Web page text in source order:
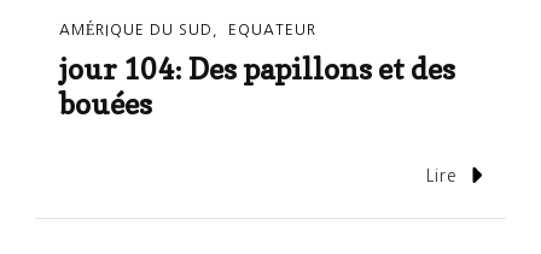
AMÉRIQUE DU SUD EQUATEUR
jour 104: Des papillons et des
bouées
Lire